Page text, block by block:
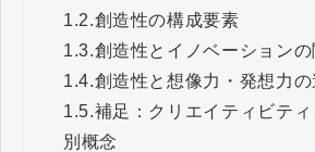
1.2.創造性の構成要素
1.3.創造性とイノベーション
1.4.創造性と想像力・発想力の
1.5.補足：クリエイティビテ
別概念